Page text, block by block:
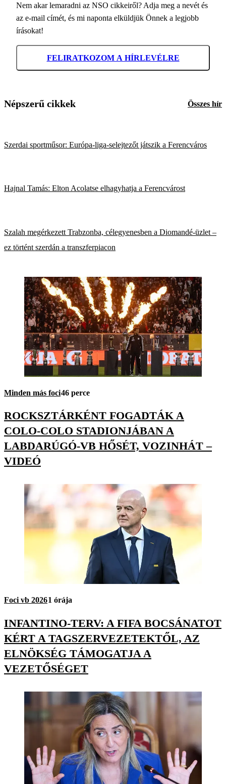
Nem akar lemaradni az NSO cikkeiről? Adja meg a nevét és
az e-mail címét, és mi naponta elküldjük Önnek a legjobb
írásokat!
FELIRATKOZOM A HÍRLEVÉLRE
Népszerű cikkek Összes hír
Szerdai sportműsor: Európa-liga-selejtezőt játszik a Ferencváros
Hajnal Tamás: Elton Acolatse elhagyhatja a Ferencvárost
Szalah megérkezett Trabzonba, célegyenesben a Diomandé-üzlet –
ez történt szerdán a transzferpiacon
Minden más foci46 perce
ROCKSZTÁRKÉNT FOGADTÁK A
COLO-COLO STADIONJÁBAN A
LABDARÚGÓ-VB HŐSÉT, VOZINHÁT –
VIDEÓ
Foci vb 20261 órája
INFANTINO-TERV: A FIFA BOCSÁNATOT
KÉRT A TAGSZERVEZETEKTŐL, AZ
ELNÖKSÉG TÁMOGATJA A
VEZETŐSÉGET